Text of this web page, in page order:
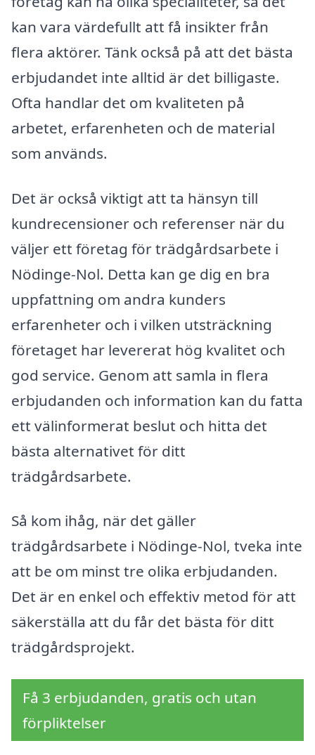
kan vara värdefullt att få insikter från
flera aktörer. Tänk också på att det bästa
erbjudandet inte alltid är det billigaste.
Ofta handlar det om kvaliteten på
arbetet, erfarenheten och de material
som används.
Det är också viktigt att ta hänsyn till
kundrecensioner och referenser när du
väljer ett företag för trädgårdsarbete i
Nödinge-Nol. Detta kan ge dig en bra
uppfattning om andra kunders
erfarenheter och i vilken utsträckning
företaget har levererat hög kvalitet och
god service. Genom att samla in flera
erbjudanden och information kan du fatta
ett välinformerat beslut och hitta det
bästa alternativet för ditt
trädgårdsarbete.
Så kom ihåg, när det gäller
trädgårdsarbete i Nödinge-Nol, tveka inte
att be om minst tre olika erbjudanden.
Det är en enkel och effektiv metod för att
säkerställa att du får det bästa för ditt
trädgårdsprojekt.
Få 3 erbjudanden, gratis och utan
förpliktelser